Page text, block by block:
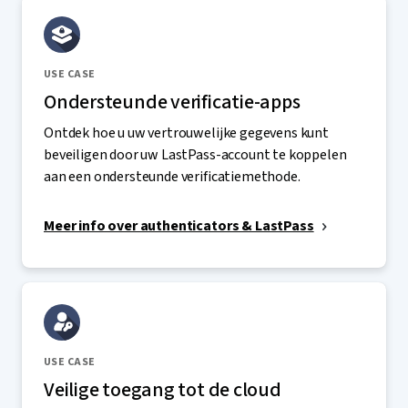
USE CASE
Ondersteunde verificatie-apps
Ontdek hoe u uw vertrouwelijke gegevens kunt
beveiligen door uw LastPass-account te koppelen
aan een ondersteunde verificatiemethode.
Meer info over authenticators & LastPass
USE CASE
Veilige toegang tot de cloud